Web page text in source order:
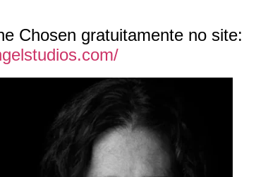
Chosen gratuitamente no site: